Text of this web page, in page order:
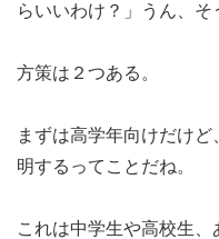
らいいわけ？」うん、そ
方策は２つある。
まずは高学年向けだけ
明するってことだね。
これは中学生や高校生